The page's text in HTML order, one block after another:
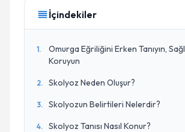
İçindekiler
1.
Omurga Eğriliğini Erken Tanıyın,
Koruyun
2. Skolyoz Neden Oluşur?
3. Skolyozun Belirtileri Nelerdir?
4. Skolyoz Tanısı Nasıl Konur?